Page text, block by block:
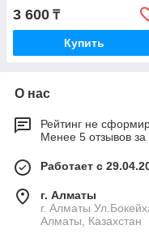
3 600 ₸
Купить
О нас
Рейтинг не
Менее 5 отзывов за
Работает с
г. Алматы
г. Алматы
Алматы, Казахстан